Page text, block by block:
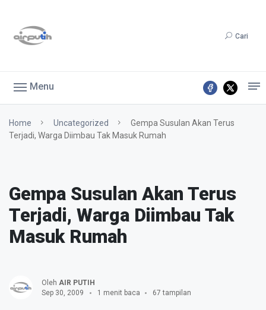
Cari
Menu
Home Uncategorized
Gempa Susulan Akan Terus
Terjadi, Warga Diimbau Tak Masuk Rumah
Gempa Susulan Akan Terus
Terjadi, Warga Diimbau Tak
Masuk Rumah
Oleh AIR PUTIH
Sep 30, 2009
1 menit baca 67 tampilan